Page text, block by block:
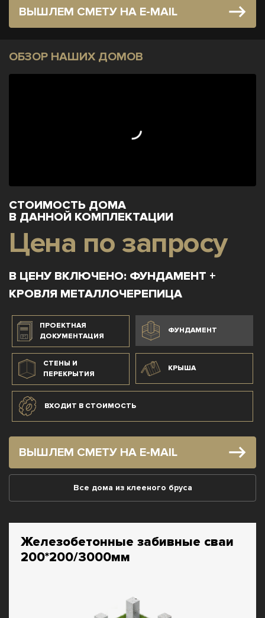
ВЫШЛЕМ СМЕТУ НА E-MAIL
ОБЗОР НАШИХ ДОМОВ
СТОИМОСТЬ ДОМА
В ДАННОЙ КОМПЛЕКТАЦИИ
Цена по запросу
В ЦЕНУ ВКЛЮЧЕНО: ФУНДАМЕНТ +
КРОВЛЯ МЕТАЛЛОЧЕРЕПИЦА
ПРОЕКТНАЯ
ДОКУМЕНТАЦИЯ
ФУНДАМЕНТ
СТЕНЫ И
ПЕРЕКРЫТИЯ
КРЫША
ВХОДИТ В СТОИМОСТЬ
ВЫШЛЕМ СМЕТУ НА E-MAIL
Все дома из клееного бруса
Железобетонные забивные сваи
200*200/3000мм